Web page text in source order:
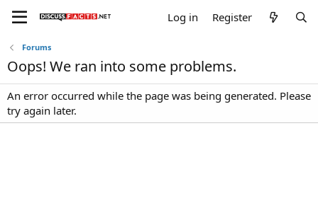
Log in Register
Forums
Oops! We ran into some problems.
An error occurred while the page was being generated. Please
try again later.